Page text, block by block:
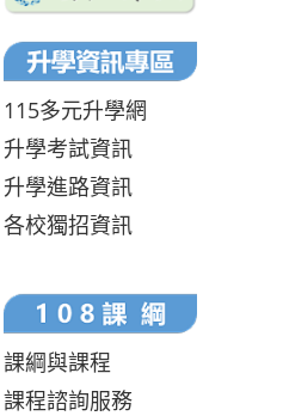
115多元升學網
升學考試資訊
升學進路資訊
各校獨招資訊
課綱與課程
課程諮詢服務